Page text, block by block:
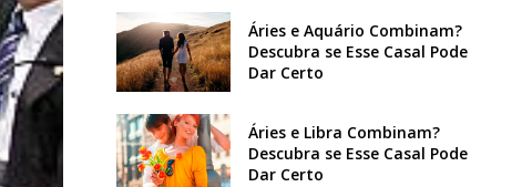
Áries e Aquário Combinam?
Descubra se Esse Casal Pode
Dar Certo
Áries e Libra Combinam?
Descubra se Esse Casal Pode
Dar Certo